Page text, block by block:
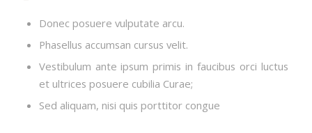
Donec posuere vulputate arcu.
Phasellus accumsan cursus velit.
Vestibulum ante ipsum primis in faucibus orci luctus
et ultrices posuere cubilia Curae;
Sed aliquam, nisi quis porttitor congue